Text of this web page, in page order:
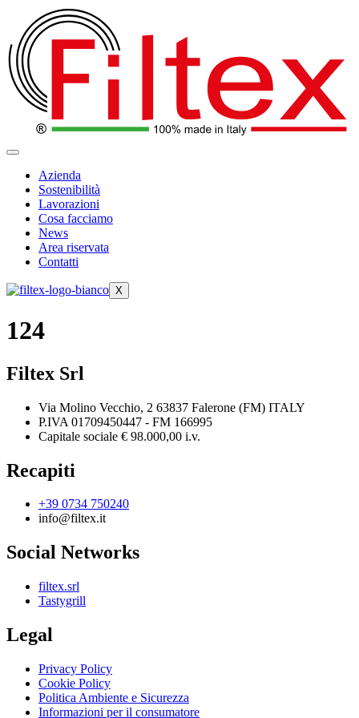
contenuto
Azienda
Sostenibilità
Lavorazioni
Cosa facciamo
News
Area riservata
Contatti
X
124
Filtex Srl
Via Molino Vecchio, 2 63837 Falerone (FM) ITALY
P.IVA 01709450447 - FM 166995
Capitale sociale € 98.000,00 i.v.
Recapiti
+39 0734 750240
info@filtex.it
Social Networks
filtex.srl
Tastygrill
Legal
Privacy Policy
Cookie Policy
Politica Ambiente e Sicurezza
Informazioni per il consumatore